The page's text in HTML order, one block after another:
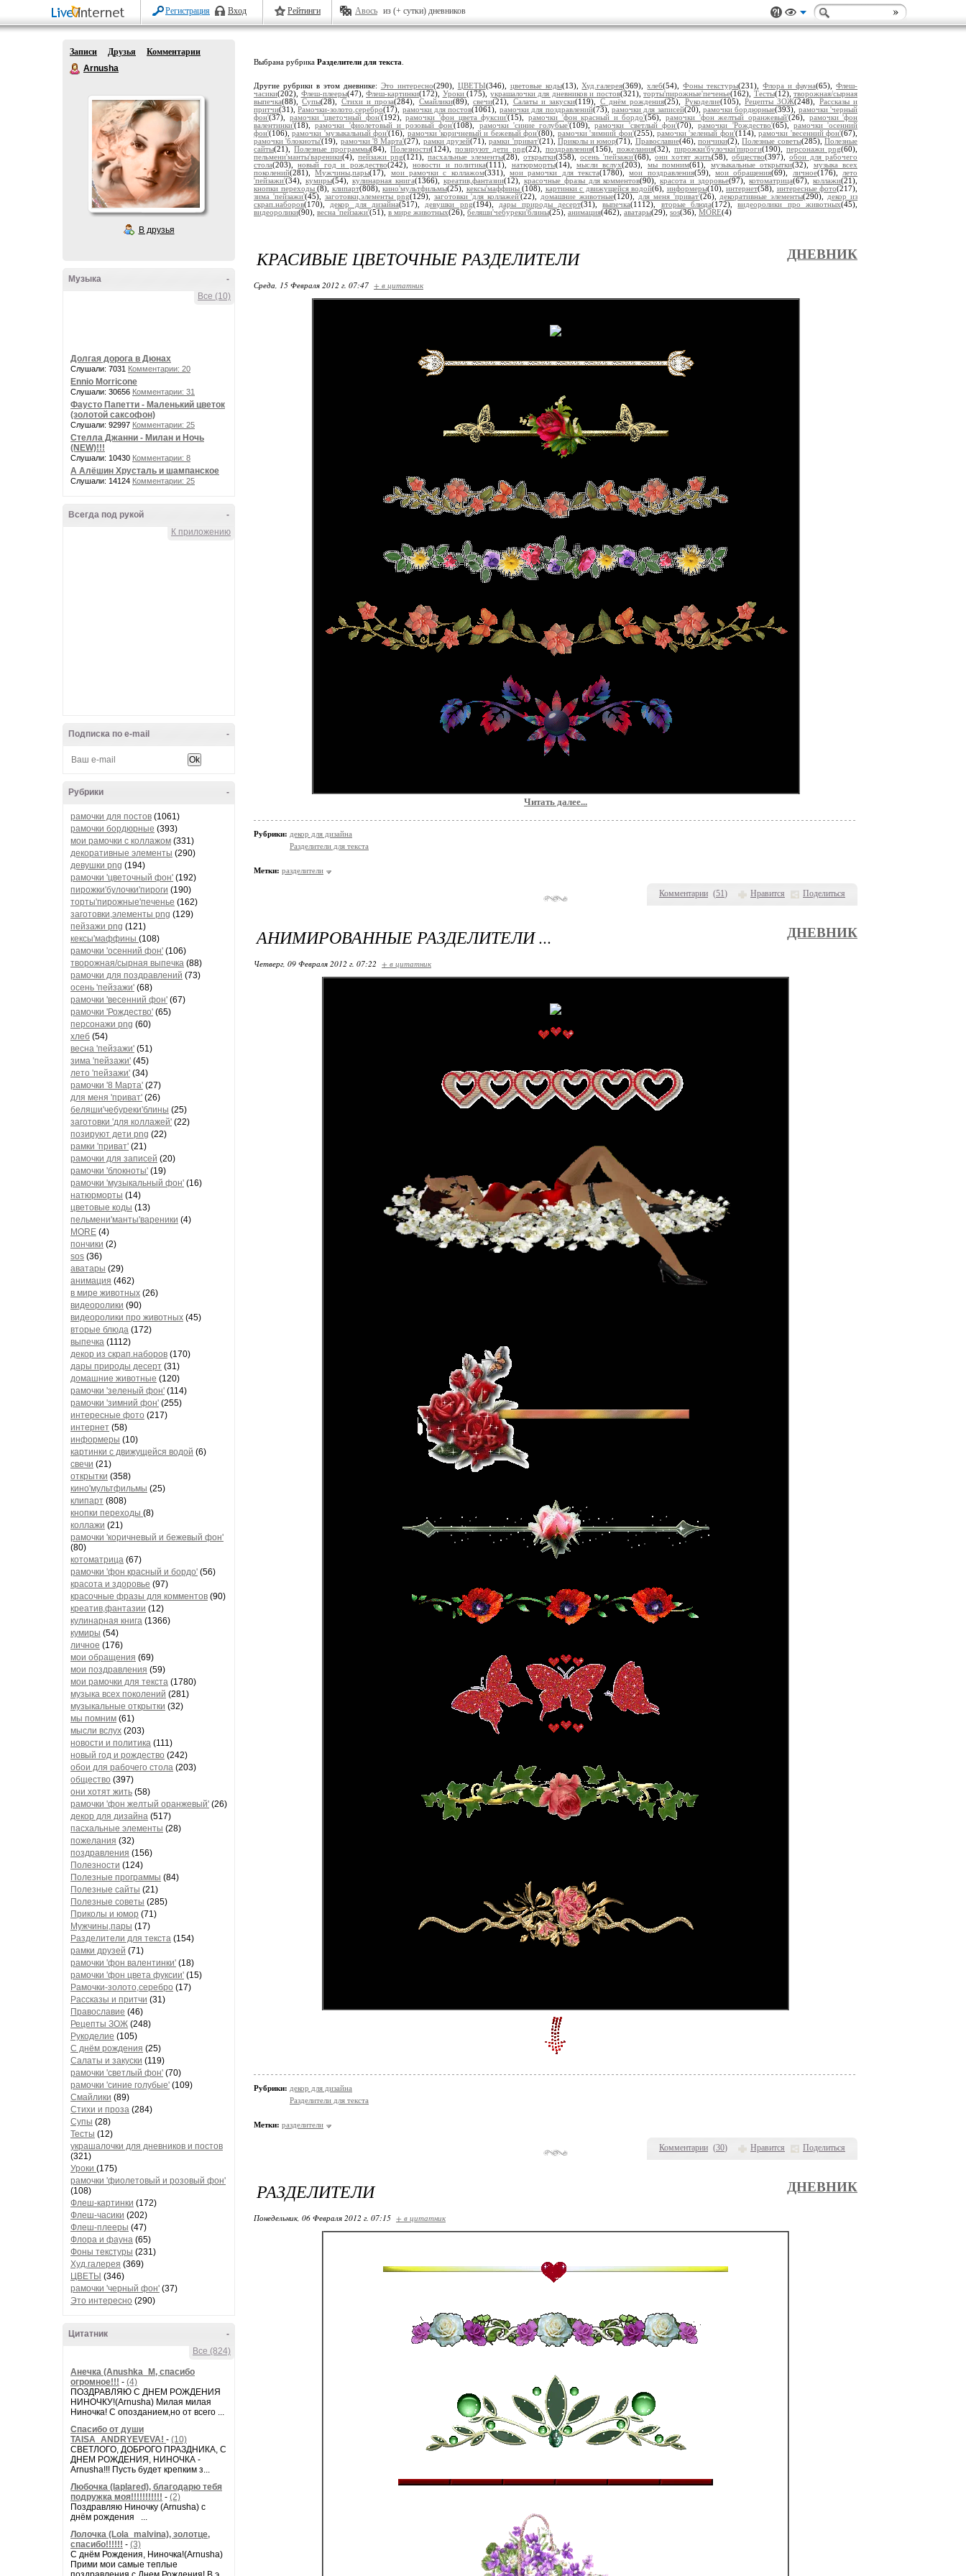
Регистрация Вход Рейтинги Авось из (+ сутки) дневников
Записи Друзья
Комментарии
Arnusha
В друзья
-
Музыка
Все (10)
Долгая дорога в Дюнах
Слушали: 7031 Комментарии: 20
Ennio Morricone
Слушали: 30656 Комментарии: 31
Фаусто Папетти - Маленький цветок
(золотой саксофон)
Слушали: 92997 Комментарии: 25
Стелла Джанни - Милан и Ночь
(NEW)!!!
Слушали: 10430 Комментарии: 8
А Алёшин Хрусталь и шампанское
Слушали: 14124 Комментарии: 25
-
Всегда под рукой
К приложению
-
Подписка по e-mail
-
Рубрики
рамочки для постов (1061)
рамочки бордюрные (393)
мои рамочки с коллажом (331)
декоративные элементы (290)
девушки png (194)
рамочки 'цветочный фон' (192)
пирожки'булочки'пироги (190)
торты'пирожные'печенье (162)
заготовки,элементы png (129)
пейзажи png (121)
кексы'маффины (108)
рамочки 'осенний фон' (106)
творожная/сырная выпечка (88)
рамочки для поздравлений (73)
осень 'пейзажи' (68)
рамочки 'весенний фон' (67)
рамочки 'Рождество' (65)
персонажи png (60)
хлеб (54)
весна 'пейзажи' (51)
зима 'пейзажи' (45)
лето 'пейзажи' (34)
рамочки '8 Марта' (27)
для меня 'приват' (26)
беляши'чебуреки'блины (25)
заготовки 'для коллажей' (22)
позируют дети png (22)
рамки 'приват' (21)
рамочки для записей (20)
рамочки 'блокноты' (19)
рамочки 'музыкальный фон' (16)
натюрморты (14)
цветовые коды (13)
пельмени'манты'вареники (4)
MORE (4)
пончики (2)
sos (36)
аватары (29)
анимация (462)
в мире животных (26)
видеоролики (90)
видеоролики про животных (45)
вторые блюда (172)
выпечка (1112)
декор из скрап.наборов (170)
дары природы десерт (31)
домашние животные (120)
рамочки 'зеленый фон' (114)
рамочки 'зимний фон' (255)
интересные фото (217)
интернет (58)
информеры (10)
картинки с движущейся водой (6)
свечи (21)
открытки (358)
кино'мультфильмы (25)
клипарт (808)
кнопки переходы (8)
коллажи (21)
рамочки 'коричневый и бежевый фон'
(80)
котоматрица (67)
рамочки 'фон красный и бордо' (56)
красота и здоровье (97)
красочные фразы для комментов (90)
креатив,фантазии (12)
кулинарная книга (1366)
кумиры (54)
личное (176)
мои обращения (69)
мои поздравления (59)
мои рамочки для текста (1780)
музыка всех поколений (281)
музыкальные открытки (32)
мы помним (61)
мысли вслух (203)
новости и политика (111)
новый год и рождество (242)
обои для рабочего стола (203)
общество (397)
они хотят жить (58)
рамочки 'фон желтый оранжевый' (26)
декор для дизайна (517)
пасхальные элементы (28)
пожелания (32)
поздравления (156)
Полезности (124)
Полезные программы (84)
Полезные сайты (21)
Полезные советы (285)
Приколы и юмор (71)
Мужчины,пары (17)
Разделители для текста (154)
рамки друзей (71)
рамочки 'фон валентинки' (18)
рамочки 'фон цвета фуксии' (15)
Рамочки-золото,серебро (17)
Рассказы и притчи (31)
Православие (46)
Рецепты ЗОЖ (248)
Рукоделие (105)
С днём рождения (25)
Салаты и закуски (119)
рамочки 'светлый фон' (70)
рамочки 'синие голубые' (109)
Смайлики (89)
Стихи и проза (284)
Супы (28)
Тесты (12)
украшалочки для дневников и постов
(321)
Уроки (175)
рамочки 'фиолетовый и розовый фон'
(108)
Флеш-картинки (172)
Флеш-часики (202)
Флеш-плееры (47)
Флора и фауна (65)
Фоны текстуры (231)
Худ.галерея (369)
ЦВЕТЫ (346)
рамочки 'черный фон' (37)
Это интересно (290)
-
Цитатник
Все (824)
Анечка (Anushka_M, спасибо
огромное!!! - (4)
ПОЗДРАВЛЯЮ С ДНЕМ РОЖДЕНИЯ
НИНОЧКУ!(Arnusha) Милая милая
Ниночка! С опозданием,но от всего ...
Спасибо от души
TAISA_ANDRYEVEVA! - (10)
СВЕТЛОГО, ДОБРОГО ПРАЗДНИКА, С
ДНЕМ РОЖДЕНИЯ, НИНОЧКА -
Arnusha!!! Пусть будет крепким з...
Любочка (laplared), благодарю тебя
подружка моя!!!!!!!!!!! - (2)
Поздравляю Ниночку (Arnusha) с
днём рождения ...
Лолочка (Lola_malvina), золотце,
спасибо!!!!!! - (3)
С днём Рождения, Ниночка!(Аrnusha)
Прими мои самые теплые
Выбрана рубрика Разделители для текста
Другие рубрики в этом дневнике: Это интересно(290), ЦВЕТЫ(346), цветовые коды(13),Худ.галерея(369),хлеб(54),Фоны текстуры(231),Флора и фауна(65),Флеш-
часики(202), Флеш-плееры(47), Флеш-картинки(172), Уроки (175), украшалочки для дневников и постов(321), торты'пирожные'печенье(162), Тесты(12), творожная/сырная
выпечка(88),Супы(28), Стихи и проза(284), Смайлики(89),свечи(21), Салаты и закуски(119), С днём рождения(25), Рукоделие(105),Рецепты ЗОЖ(248), Рассказы и
притчи(31),Рамочки-золото,серебро(17), рамочки для постов(1061), рамочки для поздравлений(73), рамочки для записей(20), рамочки бордюрные(393), рамочки 'черный
фон'(37), рамочки 'цветочный фон'(192),рамочки 'фон цвета фуксии'(15), рамочки 'фон красный и бордо'(56),рамочки 'фон желтый оранжевый'(26), рамочки 'фон
валентинки'(18),рамочки 'фиолетовый и розовый фон'(108), рамочки 'синие голубые'(109),рамочки 'светлый фон'(70),рамочки 'Рождество'(65), рамочки 'осенний
фон'(106),рамочки 'музыкальный фон'(16), рамочки 'коричневый и бежевый фон'(80), рамочки 'зимний фон'(255), рамочки 'зеленый фон'(114),рамочки 'весенний фон'(67),
рамочки 'блокноты'(19), рамочки '8 Марта'(27), рамки друзей(71),рамки 'приват'(21), Приколы и юмор(71), Православие(46),пончики(2),Полезные советы(285), Полезные
сайты(21),Полезные программы(84),Полезности(124),позируют дети png(22), поздравления(156), пожелания(32), пирожки'булочки'пироги(190), персонажи png(60),
пельмени'манты'вареники(4), пейзажи png(121), пасхальные элементы(28), открытки(358), осень 'пейзажи'(68), они хотят жить(58), общество(397), обои для рабочего
стола(203),новый год и рождество(242),новости и политика(111), натюрморты(14), мысли вслух(203), мы помним(61), музыкальные открытки(32), музыка всех
поколений(281),Мужчины,пары(17), мои рамочки с коллажом(331),мои рамочки для текста(1780),мои поздравления(59),мои обращения(69), личное(176), лето
'пейзажи'(34), кумиры(54), кулинарная книга(1366), креатив,фантазии(12), красочные фразы для комментов(90),красота и здоровье(97),котоматрица(67),коллажи(21),
кнопки переходы (8), клипарт(808), кино'мультфильмы(25), кексы'маффины (108), картинки с движущейся водой(6), информеры(10), интернет(58), интересные фото(217),
зима 'пейзажи'(45), заготовки,элементы png(129), заготовки 'для коллажей'(22), домашние животные(120), для меня 'приват'(26), декоративные элементы(290), декор из
скрап.наборов(170), декор для дизайна(517), девушки png(194), дары природы десерт(31),выпечка(1112), вторые блюда(172),видеоролики про животных(45),
видеоролики(90), весна 'пейзажи'(51), в мире животных(26), беляши'чебуреки'блины(25), анимация(462), аватары(29), sos(36), MORE(4)
Комментарии (51) Нравится Поделиться
КРАСИВЫЕ ЦВЕТОЧНЫЕ РАЗДЕЛИТЕЛИ ДНЕВНИК
Среда, 15 Февраля 2012 г. 07:47 + в цитатник
Читать далее...
Рубрики: декор для дизайна
Разделители для текста
Метки: разделители
Комментарии (30) Нравится Поделиться
АНИМИРОВАННЫЕ РАЗДЕЛИТЕЛИ ... ДНЕВНИК
Четверг, 09 Февраля 2012 г. 07:22 + в цитатник
Рубрики: декор для дизайна
Разделители для текста
Метки: разделители
РАЗДЕЛИТЕЛИ ДНЕВНИК
Понедельник, 06 Февраля 2012 г. 07:15 + в цитатник